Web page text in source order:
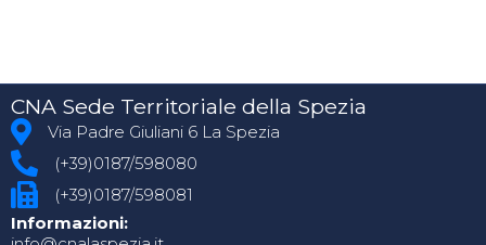
CNA Sede Territoriale della Spezia
Via Padre Giuliani 6 La Spezia
(+39)0187/598080
(+39)0187/598081
Informazioni: